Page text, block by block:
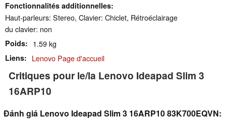
Fonctionnalités additionnelles
Haut-parleurs: Stereo, Clavier: Chiclet, Rétroéclairage
du clavier: non
Poids 1.59 kg
Liens Lenovo Page d'accueil
Critiques pour le/la Lenovo Ideapad Slim 3
16ARP10
Đánh giá Lenovo Ideapad Slim 3 16ARP10 83K700EQVN: